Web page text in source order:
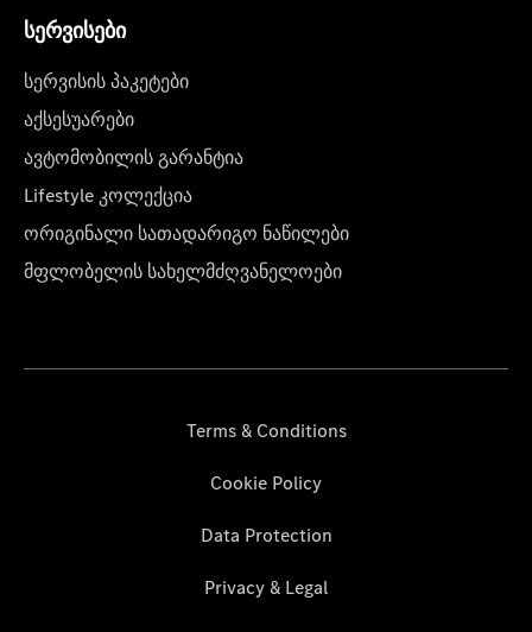
სერვისები
სერვისის პაკეტები
აქსესუარები
ავტომობილის გარანტია
Lifestyle კოლექცია
ორიგინალი სათადარიგო ნაწილები
მფლობელის სახელმძღვანელოები
Terms & Conditions
Cookie Policy
Data Protection
Privacy & Legal